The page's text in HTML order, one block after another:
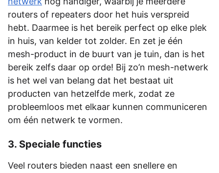
routers of repeaters door het huis verspreid
hebt. Daarmee is het bereik perfect op elke plek
in huis, van kelder tot zolder. En zet je één
mesh-product in de buurt van je tuin, dan is het
bereik zelfs daar op orde! Bij zo’n mesh-netwerk
is het wel van belang dat het bestaat uit
producten van hetzelfde merk, zodat ze
probleemloos met elkaar kunnen communiceren
om één netwerk te vormen.
3. Speciale functies
Veel routers bieden naast een snellere en